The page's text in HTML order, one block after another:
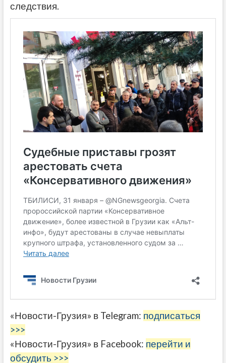
следствия.
«Новости-Грузия» в Telegram: подписаться
>>>
«Новости-Грузия» в Facebook: перейти и
обсудить >>>